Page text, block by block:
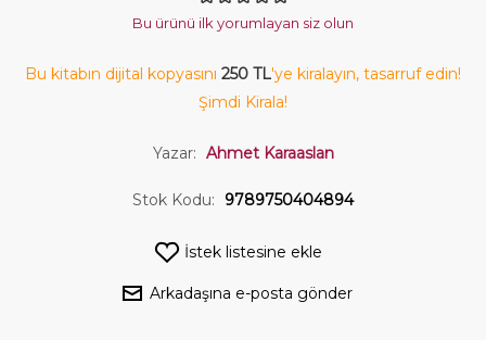
Bu ürünü ilk yorumlayan siz olun
Bu kitabın dijital kopyasını 250 TL'ye kiralayın, tasarruf edin!
Şimdi Kirala!
Yazar: Ahmet Karaaslan
Stok Kodu: 9789750404894
İstek listesine ekle
Arkadaşına e-posta gönder